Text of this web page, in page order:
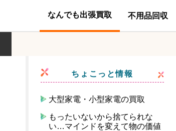
なんでも出張買取 不用品回収
ちょこっと情報
大型家電・小型家電の買取
もったいないから捨てられな
い…マインドを変えて物の価値